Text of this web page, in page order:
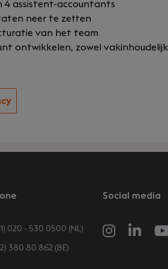
4 assistent-accountants
neer te zetten
van het team
ontwikkelen, zowel vakinhoudelijk
020 - 530 0500 (NL)
380 80 862 (BE)
Social media